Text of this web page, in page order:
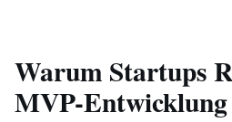
Warum Startups
MVP-Entwicklung